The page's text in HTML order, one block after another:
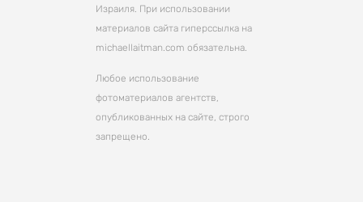
Израиля. При использовании
материалов сайта гиперссылка на
michaellaitman.com обязательна.
Любое использование
фотоматериалов агентств,
опубликованных на сайте, строго
запрещено.